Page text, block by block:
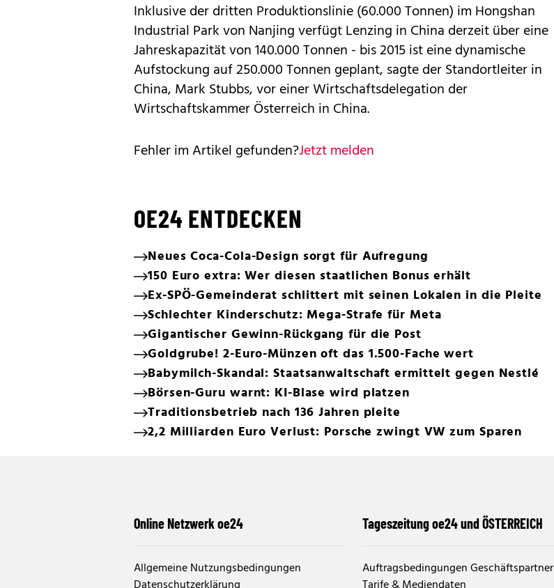
Inklusive der dritten Produktionslinie (60.000 Tonnen) im Hongshan
Industrial Park von Nanjing verfügt Lenzing in China derzeit über eine
Jahreskapazität von 140.000 Tonnen - bis 2015 ist eine dynamische
Aufstockung auf 250.000 Tonnen geplant, sagte der Standortleiter in
China, Mark Stubbs, vor einer Wirtschaftsdelegation der
Wirtschaftskammer Österreich in China.
Fehler im Artikel gefunden?Jetzt melden
OE24 ENTDECKEN
Neues Coca-Cola-Design sorgt für Aufregung
150 Euro extra: Wer diesen staatlichen Bonus erhält
Ex-SPÖ-Gemeinderat schlittert mit seinen Lokalen in die Pleite
Schlechter Kinderschutz: Mega-Strafe für Meta
Gigantischer Gewinn-Rückgang für die Post
Goldgrube! 2-Euro-Münzen oft das 1.500-Fache wert
Babymilch-Skandal: Staatsanwaltschaft ermittelt gegen Nestlé
Börsen-Guru warnt: KI-Blase wird platzen
Traditionsbetrieb nach 136 Jahren pleite
2,2 Milliarden Euro Verlust: Porsche zwingt VW zum Sparen
Online Netzwerk oe24
Allgemeine Nutzungsbedingungen
Tageszeitung oe24 und ÖSTERREICH
Auftragsbedingungen Geschäftspartner